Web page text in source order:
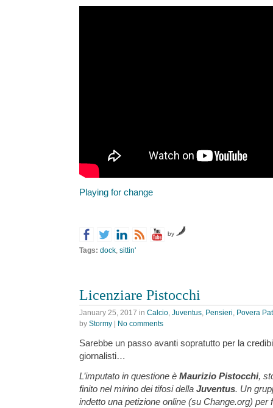
Playing for change
by
Tags: dock, sittin'
Licenziare Pistocchi
January 25, 2017 in Calcio, Juventus, Pensieri, Povera
by Stormy | No comments
Sarebbe un passo avanti sopratutto per la
giornalisti…
L’imputato in questione è Maurizio Pistocchi,
finito nel mirino dei tifosi della Juventus. Un
indetto una petizione online (su Change.org) per